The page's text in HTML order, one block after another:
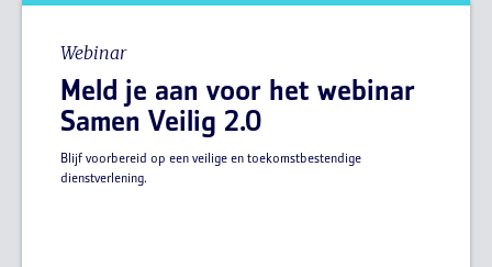
Webinar
Meld je aan voor het webinar
Samen Veilig 2.0
Blijf voorbereid op een veilige en toekomstbestendige
dienstverlening.